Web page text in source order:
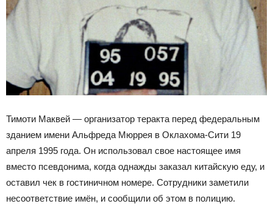
Тимоти Маквей — организатор теракта перед федеральным
зданием имени Альфреда Мюррея в Оклахома-Сити 19
апреля 1995 года. Он использовал свое настоящее имя
вместо псевдонима, когда однажды заказал китайскую еду, и
оставил чек в гостиничном номере. Сотрудники заметили
несоответствие имён, и сообщили об этом в полицию.